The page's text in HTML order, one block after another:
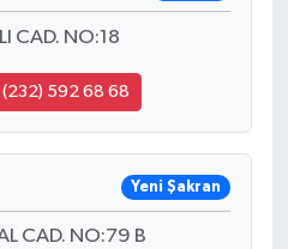
CAD. NO:18
(232) 592 68 68
Yeni Şakran
CAD. NO:79 B